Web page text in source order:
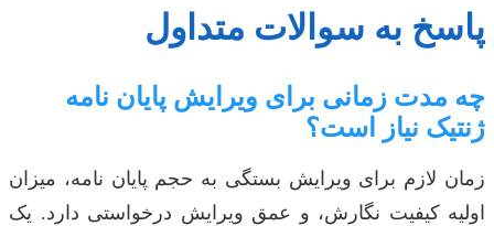
پاسخ به سوالات متداول
چه مدت زمانی برای ویرایش پایان نامه
ژنتیک نیاز است؟
زمان لازم برای ویرایش بستگی به حجم پایان نامه، میزان
اولیه کیفیت نگارش، و عمق ویرایش درخواستی دارد. یک